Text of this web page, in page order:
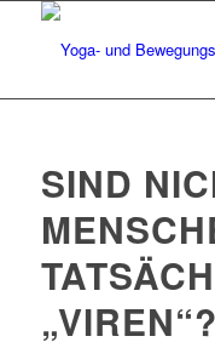
SIND
„VIREN“?